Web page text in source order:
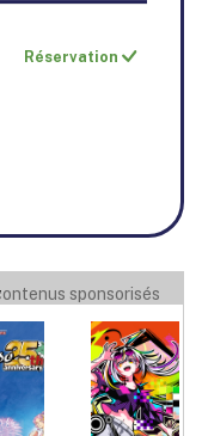
Réservation
sponsorisés